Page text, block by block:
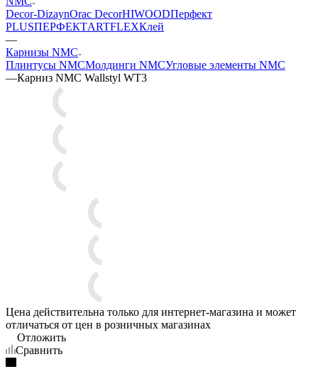
Decor-DizaynOrac DecorHIWOODПерфект
PLUSПЕРФЕКТARTFLEXКлей
—
Карнизы NMC
Плинтусы NMCМолдинги NMCУгловые элементы NMC
—Карниз NMC Wallstyl WT3
Цена действительна только для интернет-магазина и может
отличаться от цен в розничных магазинах
Отложить
Сравнить